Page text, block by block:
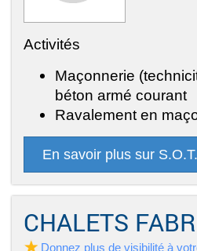
Activités
Maçonnerie
béton armé courant
Ravalement en
En savoir plus sur
CHALETS
Donnez plus de visibilité à